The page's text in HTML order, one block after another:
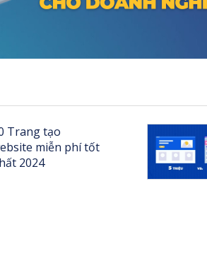
Trang tạo
miễn phí tốt
2024